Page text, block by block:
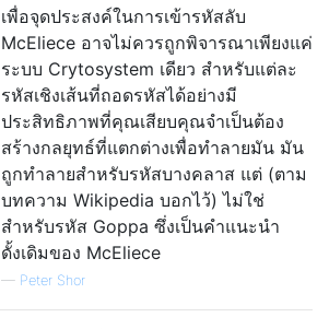
เพื่อจุดประสงค์ในการเข้ารหัสลับ
McEliece อาจไม่ควรถูกพิจารณาเพียงแค่
ระบบ Crytosystem เดียว สำหรับแต่ละ
รหัสเชิงเส้นที่ถอดรหัสได้อย่างมี
ประสิทธิภาพที่คุณเสียบคุณจำเป็นต้อง
สร้างกลยุทธ์ที่แตกต่างเพื่อทำลายมัน มัน
ถูกทำลายสำหรับรหัสบางคลาส แต่ (ตาม
บทความ Wikipedia บอกไว้) ไม่ใช่
สำหรับรหัส Goppa ซึ่งเป็นคำแนะนำ
ดั้งเดิมของ McEliece
— Peter Shor